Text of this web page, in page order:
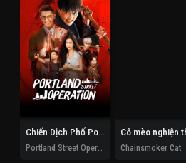
Chiến Dịch Phố Portland
Chainsmoker Cat